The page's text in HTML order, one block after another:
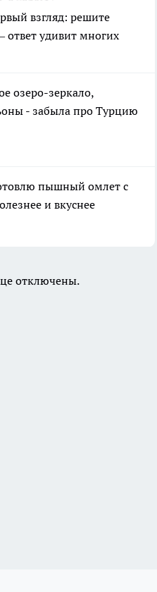
взгляд: решите
ответ удивит многих
озеро-зеркало,
- забыла про Турцию
пышный омлет с
и вкуснее
отключены.